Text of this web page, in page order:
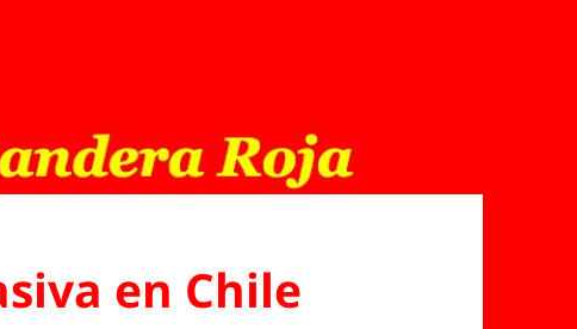
en Chile